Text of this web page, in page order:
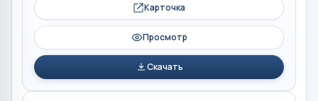
Карточка
Просмотр
Скачать